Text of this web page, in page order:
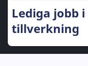
Lediga jobb
tillverkning